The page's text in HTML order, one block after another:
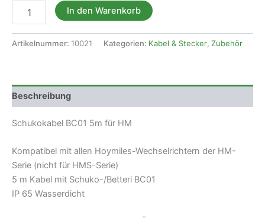
Schukokabel
BC01
für
In den Warenkorb
Artikelnummer: 10021 Kategorien: Kabel & Stecker, Zubehör
Beschreibung
Schukokabel BC01 5m für HM
Kompatibel mit allen Hoymiles-Wechselrichtern der HM-
Serie (nicht für HMS-Serie)
5 m Kabel mit Schuko-/Betteri BC01
IP 65 Wasserdicht